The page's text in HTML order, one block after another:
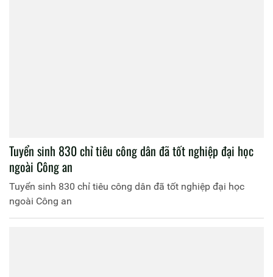
Tuyển sinh 830 chỉ tiêu công dân đã tốt nghiệp đại học
ngoài Công an
Tuyển sinh 830 chỉ tiêu công dân đã tốt nghiệp đại học
ngoài Công an